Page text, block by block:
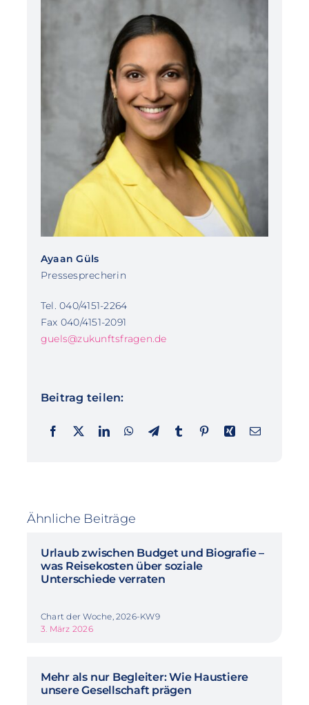
Ayaan Güls
Pressesprecherin
Tel. 040/4151-2264
Fax 040/4151-2091
guels@zukunftsfragen.de
Beitrag teilen:
Ähnliche Beiträge
Urlaub zwischen Budget und Biografie –
was Reisekosten über soziale
Unterschiede verraten
Chart der Woche, 2026-KW9
3. März 2026
Mehr als nur Begleiter: Wie Haustiere
unsere Gesellschaft prägen